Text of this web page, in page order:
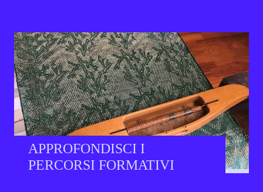
APPROFONDISCI I
PERCORSI FORMATIVI